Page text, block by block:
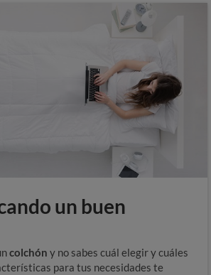
un buen
colchón y no sabes cuál elegir y cuáles
para tus necesidades te